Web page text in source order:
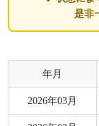
是非
年月
2026年03月